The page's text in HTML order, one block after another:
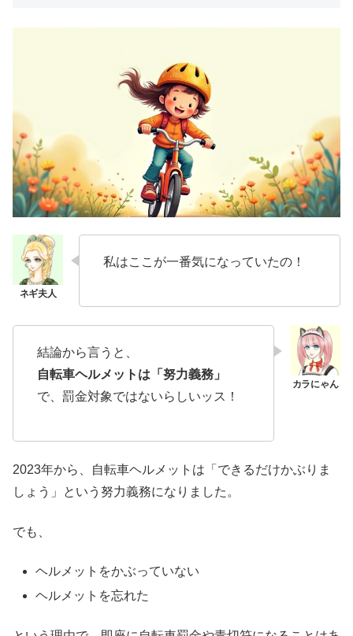
私はここが一番気になっていたの！
結論から言うと、
自転車ヘルメットは「努力義務」
で、罰金対象ではないらしいッス！
2023年から、自転車ヘルメットは「できるだけかぶりま
しょう」という努力義務になりました。
でも、
ヘルメットをかぶっていない
ヘルメットを忘れた